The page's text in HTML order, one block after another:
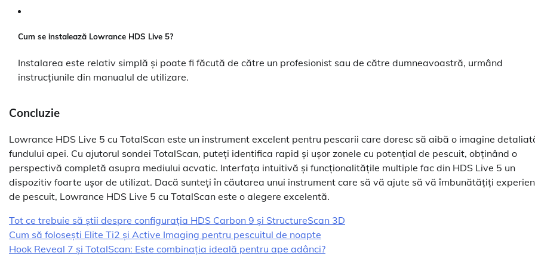
Cum se instalează Lowrance HDS Live 5?
Instalarea este relativ simplă și poate fi făcută de către un profesionist sau de către dumneavoastră, urmând
instrucțiunile din manualul de utilizare.
Concluzie
Lowrance HDS Live 5 cu TotalScan este un instrument excelent pentru pescarii care doresc să aibă o imagine
fundului apei. Cu ajutorul sondei TotalScan, puteți identifica rapid și ușor zonele cu potențial de pescuit, obținând o
perspectivă completă asupra mediului acvatic. Interfața intuitivă și funcționalitățile multiple fac din HDS Live 5 un
dispozitiv foarte ușor de utilizat. Dacă sunteți în căutarea unui instrument care să vă ajute să vă îmbunătățiți
de pescuit, Lowrance HDS Live 5 cu TotalScan este o alegere excelentă.
Tot ce trebuie să știi despre configurația HDS Carbon 9 și StructureScan 3D
Cum să folosești Elite Ti2 și Active Imaging pentru pescuitul de noapte
Hook Reveal 7 și TotalScan: Este combinația ideală pentru ape adânci?